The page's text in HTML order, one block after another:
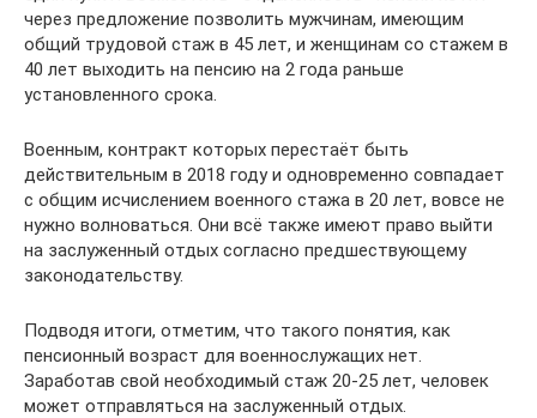
через предложение позволить мужчинам, имеющим
общий трудовой стаж в 45 лет, и женщинам со стажем в
40 лет выходить на пенсию на 2 года раньше
установленного срока.
Военным, контракт которых перестаёт быть
действительным в 2018 году и одновременно совпадает
с общим исчислением военного стажа в 20 лет, вовсе не
нужно волноваться. Они всё также имеют право выйти
на заслуженный отдых согласно предшествующему
законодательству.
Подводя итоги, отметим, что такого понятия, как
пенсионный возраст для военнослужащих нет.
Заработав свой необходимый стаж 20-25 лет, человек
может отправляться на заслуженный отдых.